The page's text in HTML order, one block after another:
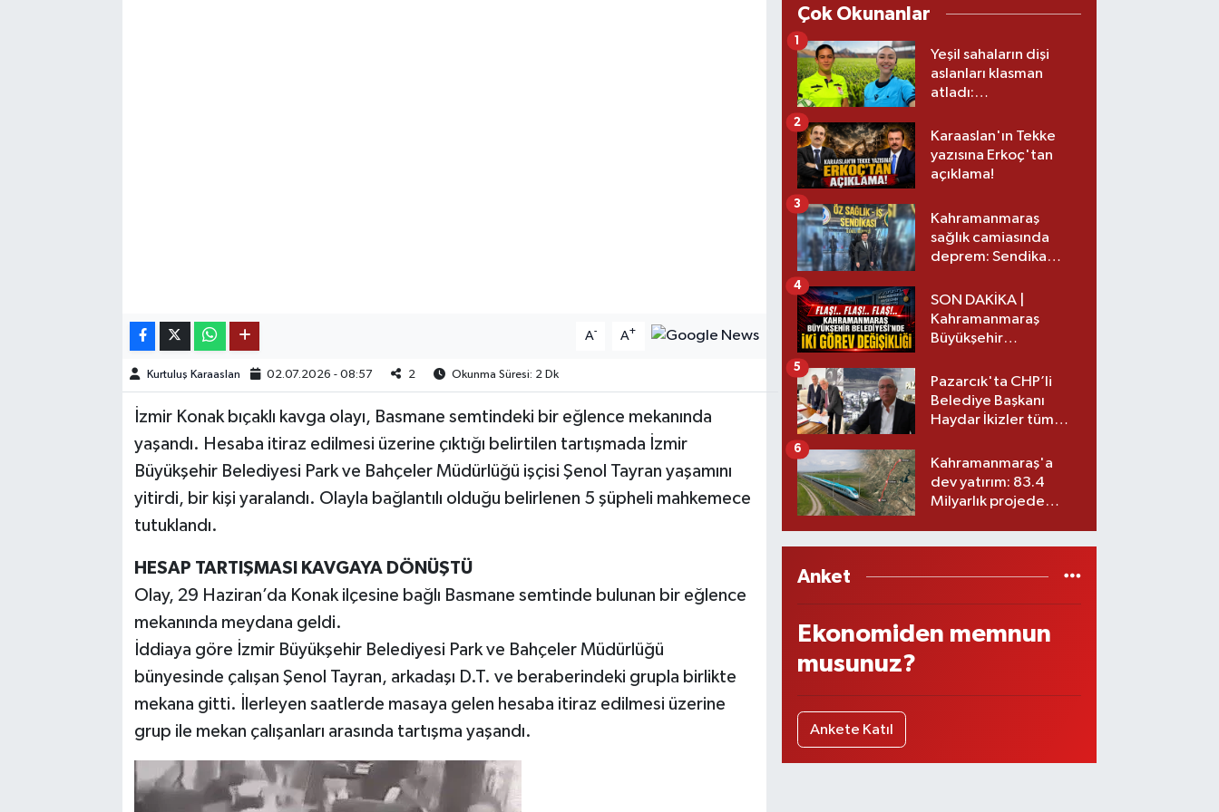
A- A+
Kurtuluş Karaaslan 02.07.2026 - 08:57 2 Okunma Süresi: 2 Dk
İzmir Konak bıçaklı kavga olayı, Basmane semtindeki bir eğlence mekanında
yaşandı. Hesaba itiraz edilmesi üzerine çıktığı belirtilen tartışmada İzmir
Büyükşehir Belediyesi Park ve Bahçeler Müdürlüğü işçisi Şenol Tayran yaşamını
yitirdi, bir kişi yaralandı. Olayla bağlantılı olduğu belirlenen 5 şüpheli mahkemece
tutuklandı.
HESAP TARTIŞMASI KAVGAYA DÖNÜŞTÜ
Olay, 29 Haziran’da Konak ilçesine bağlı Basmane semtinde bulunan bir eğlence
mekanında meydana geldi.
İddiaya göre İzmir Büyükşehir Belediyesi Park ve Bahçeler Müdürlüğü
bünyesinde çalışan Şenol Tayran, arkadaşı D.T. ve beraberindeki grupla birlikte
mekana gitti. İlerleyen saatlerde masaya gelen hesaba itiraz edilmesi üzerine
grup ile mekan çalışanları arasında tartışma yaşandı.
Çok Okunanlar
Yeşil sahaların dişi
aslanları klasman
atladı:
üst lige iki transfer!
1
Karaaslan'ın Tekke
yazısına Erkoç'tan
açıklama!
2
Kahramanmaraş
sağlık camiasında
deprem: Sendika
3
SON DAKİKA |
Kahramanmaraş
Büyükşehir
görev değişikliği!
4
Pazarcık'ta CHP’li
Belediye Başkanı
Haydar İkizler tüm
yeni partisi
5
Kahramanmaraş'a
dev yatırım: 83.4
Milyarlık projede
6
Anket
Ekonomiden memnun
musunuz?
Ankete Katıl